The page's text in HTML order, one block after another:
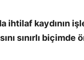
ihtilaf kaydının
sınırlı biçimde